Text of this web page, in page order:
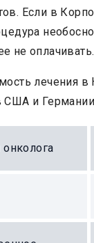
Если в
не оплачивать.
лечения в
США и
онколога